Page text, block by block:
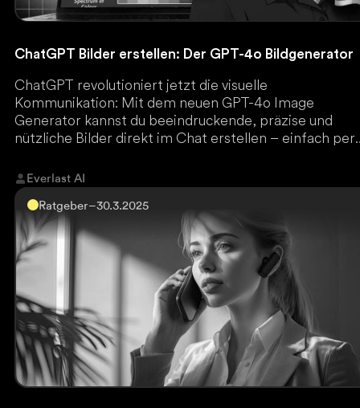
ChatGPT Bilder erstellen: Der GPT-4o Bildgenerator
ChatGPT revolutioniert jetzt die visuelle
Kommunikation: Mit dem neuen GPT-4o Image
Generator kannst du beeindruckende, präzise und
nützliche Bilder direkt im Chat erstellen – einfach per
Everlast AI
Ratgeber–30.3.2025